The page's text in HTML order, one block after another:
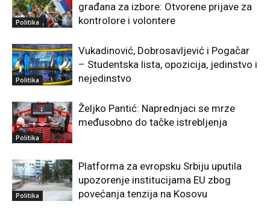
Politika
građana za izbore: Otvorene prijave za
kontrolore i volontere
Politika
Vukadinović, Dobrosavljević i Pogačar
– Studentska lista, opozicija, jedinstvo i
nejedinstvo
Politika
Željko Pantić: Naprednjaci se mrze
međusobno do tačke istrebljenja
Politika
Platforma za evropsku Srbiju uputila
upozorenje institucijama EU zbog
povećanja tenzija na Kosovu